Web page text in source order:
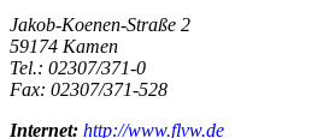
Jakob-Koenen-Straße 2
59174 Kamen
Tel.: 02307/371-0
Fax: 02307/371-528
Internet: http://www.flvw.de